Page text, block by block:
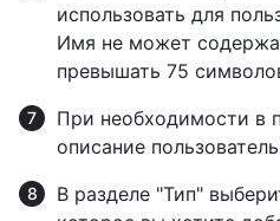
использовать для
Имя не может
превышать 75
При необходимости в
описание
В разделе "Тип"